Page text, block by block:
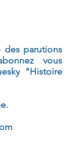
des parutions
vous
"Histoire